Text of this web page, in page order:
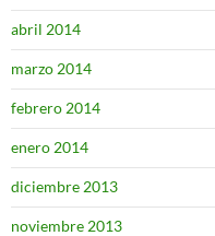
abril 2014
marzo 2014
febrero 2014
enero 2014
diciembre 2013
noviembre 2013